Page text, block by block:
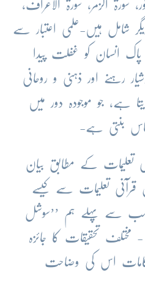
سورۃ الزمر، سورۃ الاعراف،
شامل ہیں-علمی اعتبار سے
انسان کو غفلت پیدا
رہنے اور ذہنی و روحانی
ہے، جو موجودہ دور میں
بنتی ہے-
تعلیمات کے مطابق بیان
قرآنی تعلیمات سے کیسے
سے پہلے ہم ’’سوشل
- مختلف تحقیقات کا جائزہ
اس کی وضاحت